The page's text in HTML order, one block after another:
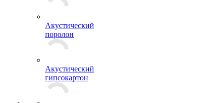
Виброизоляция
Акустический
поролон